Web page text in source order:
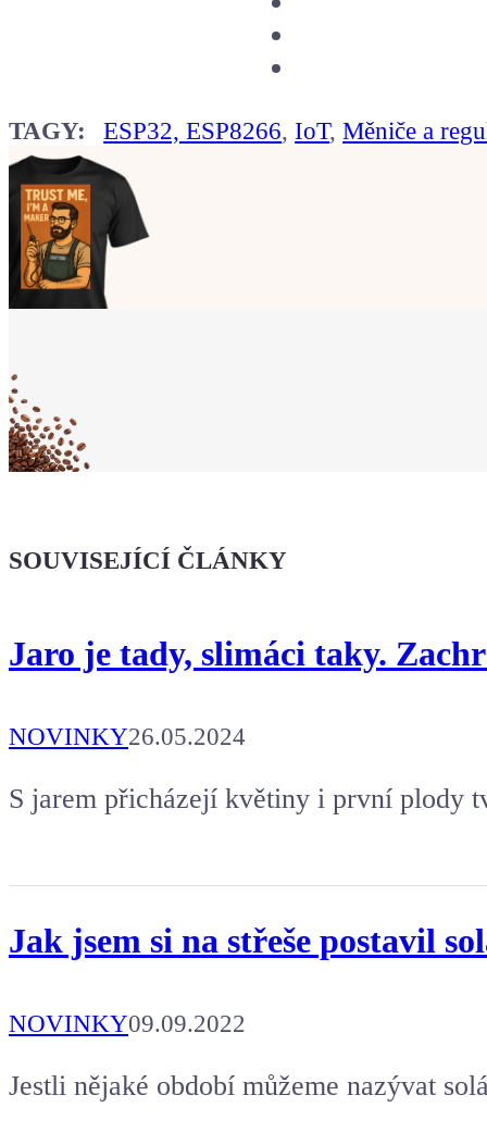
TAGY: ESP32, ESP8266,IoT,Měniče a
že jsi Maker!
Koupit tričko
SOUVISEJÍCÍ ČLÁNKY
Jaro je tady, slimáci taky.
NOVINKY26.05.2024
S jarem přicházejí květiny i první plody
Jak jsem si na střeše postavil
NOVINKY09.09.2022
Jestli nějaké období můžeme nazývat